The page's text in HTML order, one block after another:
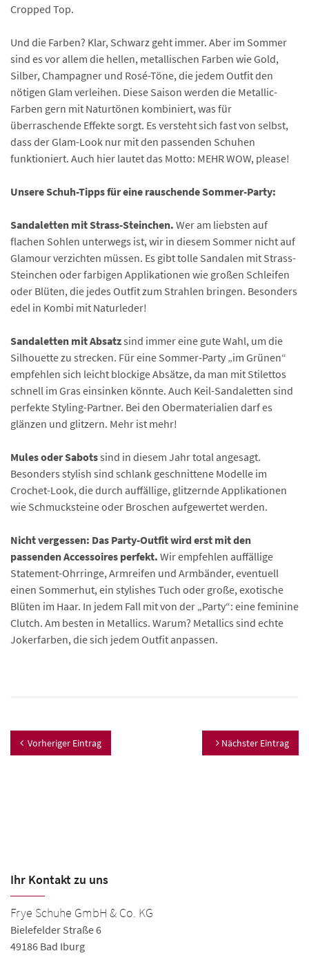
Cropped Top.
Und die Farben? Klar, Schwarz geht immer. Aber im Sommer
sind es vor allem die hellen, metallischen Farben wie Gold,
Silber, Champagner und Rosé-Töne, die jedem Outfit den
nötigen Glam verleihen. Diese Saison werden die Metallic-
Farben gern mit Naturtönen kombiniert, was für
überraschende Effekte sorgt. Es versteht sich fast von selbst,
dass der Glam-Look nur mit den passenden Schuhen
funktioniert. Auch hier lautet das Motto: MEHR WOW, please!
Unsere Schuh-Tipps für eine rauschende Sommer-Party:
Sandaletten mit Strass-Steinchen. Wer am liebsten auf
flachen Sohlen unterwegs ist, wir in diesem Sommer nicht auf
Glamour verzichten müssen. Es gibt tolle Sandalen mit Strass-
Steinchen oder farbigen Applikationen wie großen Schleifen
oder Blüten, die jedes Outfit zum Strahlen bringen. Besonders
edel in Kombi mit Naturleder!
Sandaletten mit Absatzsind immer eine gute Wahl, um die
Silhouette zu strecken. Für eine Sommer-Party „im Grünen“
empfehlen sich leicht blockige Absätze, da man mit Stilettos
schnell im Gras einsinken könnte. Auch Keil-Sandaletten sind
perfekte Styling-Partner. Bei den Obermaterialien darf es
glänzen und glitzern. Mehr ist mehr!
Mules oder Sabotssind in diesem Jahr total angesagt.
Besonders stylish sind schlank geschnittene Modelle im
Crochet-Look, die durch auffällige, glitzernde Applikationen
wie Schmucksteine oder Broschen aufgewertet werden.
Nicht vergessen: Das Party-Outfit wird erst mit den
passenden Accessoires perfekt. Wir empfehlen auffällige
Statement-Ohrringe, Armreifen und Armbänder, eventuell
einen Sommerhut, ein stylishes Tuch oder große, exotische
Blüten im Haar. In jedem Fall mit von der „Party“: eine feminine
Clutch. Am besten in Metallics. Warum? Metallics sind echte
Jokerfarben, die sich jedem Outfit anpassen.
Vorheriger Eintrag Nächster Eintrag
Ihr Kontakt zu uns
Frye Schuhe GmbH & Co. KG
Bielefelder Straße 6
49186 Bad Iburg